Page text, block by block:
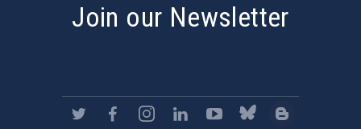
Join our Newsletter